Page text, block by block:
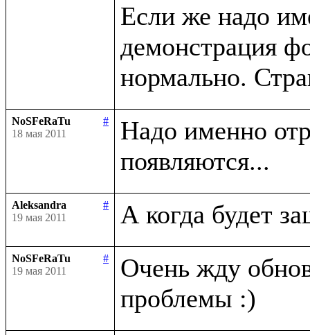
Если же надо
демонстрация
NoSFeRaTu
#
18 мая 2011
Надо именно
Aleksandra
#
19 мая 2011
NoSFeRaTu
#
19 мая 2011
Очень жду